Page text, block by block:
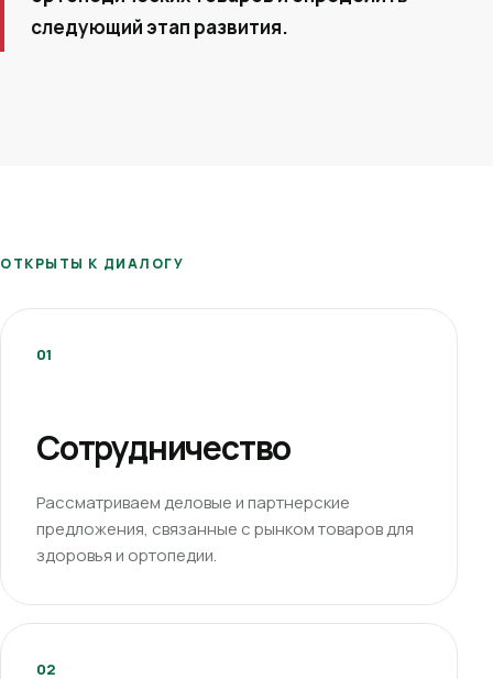
следующий этап развития.
ОТКРЫТЫ К ДИАЛОГУ
01
Сотрудничество
Рассматриваем деловые и партнерские
предложения, связанные с рынком товаров для
здоровья и ортопедии.
02